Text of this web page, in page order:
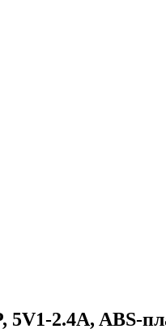
5V1-2.4A, ABS-